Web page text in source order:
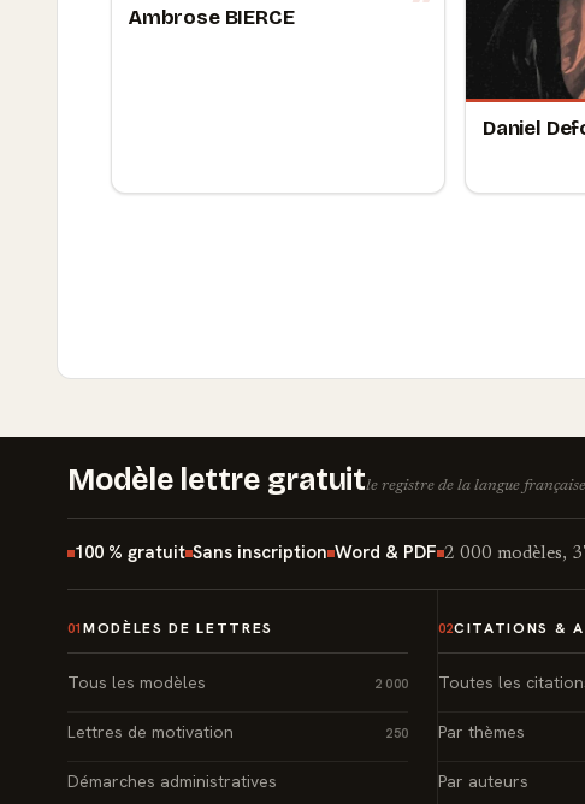
Ambrose BIERCE
Daniel
Modèle lettre gratuitle registre de la langue française
100 % gratuit Sans inscription Word & PDF 2 000 modèles,
01 MODÈLES DE LETTRES
Tous les modèles 2 000
Lettres de motivation 250
Démarches administratives
02CITATIONS &
Toutes les
Par thèmes
Par auteurs